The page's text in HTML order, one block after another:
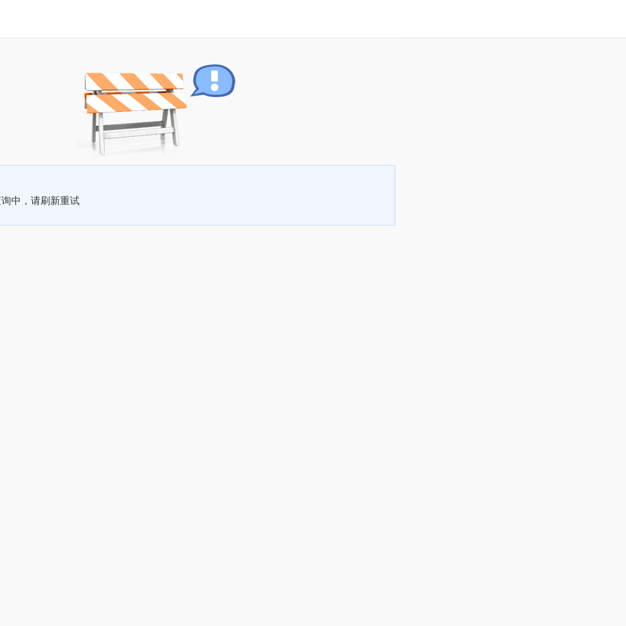
中，请刷新重试